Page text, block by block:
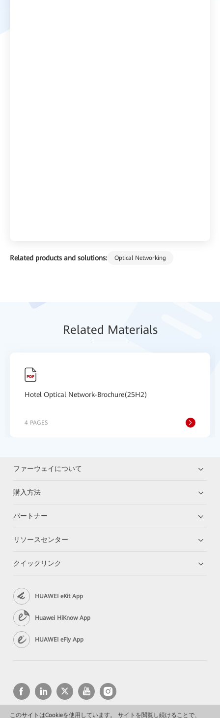
このサイトはCookieを使用しています。 サイトを閲覧し続けることで、
Related products and solutions: Optical Networking
Related Materials
Hotel Optical Network-Brochure(25H2)
4 PAGES
ファーウェイについて
購入方法
パートナー
リソースセンター
クイックリンク
HUAWEI eKit App
Huawei HiKnow App
HUAWEI eFly App